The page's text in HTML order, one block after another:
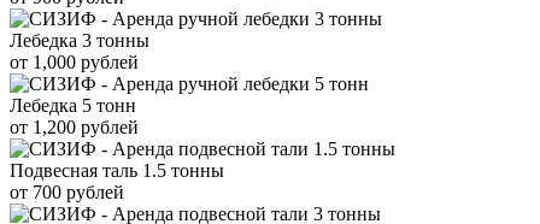
Лебедка 3 тонны
от 1,000 рублей
Лебедка 5 тонн
от 1,200 рублей
Подвесная таль 1.5 тонны
от 700 рублей